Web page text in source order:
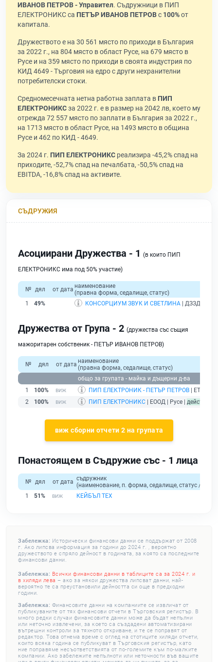
ИВАНОВ ПЕТРОВ - Управител. Съдружници в ПИП
ЕЛЕКТРОНИКС са ПЕТЪР ИВАНОВ ПЕТРОВс 100%от
капитала.
Дружеството е на 30 561 място по приходи в България
за 2022 г., на 804 място в област Русе, на 679 място в
Русе и на 359 място по приходи в своята индустрия по
КИД 4649 - Търговия на едро с други нехранителни
потребителски стоки.
Средномесечната нетна работна заплата в ПИП
ЕЛЕКТРОНИКСза 2022 г. е в размер на 2042 лв, което му
отрежда 72 557 място по заплати в България за 2022 г.,
на 1713 място в област Русе, на 1493 място в община
Русе и 462 по КИД - 4649.
За 2024 г. ПИП ЕЛЕКТРОНИКС реализира -45,2% спад на
приходите, -52,7% спад на печалбата, -50,5% спад на
EBITDA, -16,8% спад на активите.
СЪДРУЖИЯ
Асоциирани Дружества - 1 (в които ПИП
ЕЛЕКТРОНИКС има под 50% участие)
№ дял от дата наименование
(правна форма, седалище, статус)
1
49% КОНСОРЦИУМ ЗВУК И СВЕТЛИНА | ДЗЗД | гр.
Дружества от Група - 2 (дружества със същия
мажоритарен собственик - ПЕТЪР ИВАНОВ ПЕТРОВ)
№ дял от дата наименование
(правна форма, седалище, статус)
общо за групата - майка и дъщерни д-ва
1
100% ПИП ЕЛЕКТРОНИК - ПЕТЪР ПЕТРОВ | ЕТ |
2
100% ПИП ЕЛЕКТРОНИКС | ЕООД | Русе | действащ
виж сборни отчети 2 на групата
Понастоящем в Съдружие със - 1 лица
№ дял от дата съдружник
(наименование, п. форма, седалище, статус /
1
51% КЕЙБЪЛ ТЕХ
Забележка: Исторически финансови данни се поддържат от 2008
г. Ако липсва информация за години до 2024 г. , вероятно
дружеството е спряло дейност в годината, за която са последните
финансови данни.
Забележка: Всички финансови данни в таблиците са за 2024 г. и
в хиляди лева – ако за някои дружества липсват данни, най-
вероятно те са преустановили дейността си още в предходни
години.
Забележка: Финансовите данни на компаниите се извличат от
публикуваните от тях финансови отчети в Търговския регистър. В
много редки случаи финансовите данни може да бъдат непълни
или неточно извлечени, за което са създадени автоматизирани
вътрешни контроли за тяхното откриване, и те се поправят от
редактор. Това отнема време с оглед на стотиците хиляди отчети,
които всяка година се публикуват в Търговския регистър, като
ние поправяме несъответствията от по-големите към по-малките
компании. Ако забележите непълноти или неточности във вашите